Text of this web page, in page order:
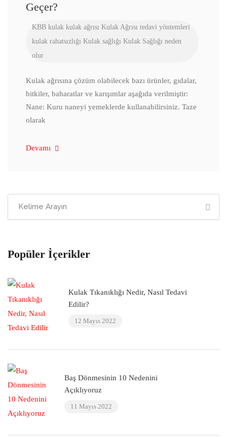
Geçer?
KBB kulak kulak ağrısı Kulak Ağrısı tedavi yöntemleri
kulak rahatsızlığı Kulak sağlığı Kulak Sağlığı neden
olur
Kulak ağrısına çözüm olabilecek bazı ürünler, gıdalar,
bitkiler, baharatlar ve karışımlar aşağıda verilmiştir:
Nane: Kuru naneyi yemeklerde kullanabilirsiniz. Taze
olarak
Devamı
Popüler İçerikler
Kulak Tıkanıklığı Nedir, Nasıl Tedavi
Edilir?
12 Mayıs 2022
Baş Dönmesinin 10 Nedenini
Açıklıyoruz
11 Mayıs 2022